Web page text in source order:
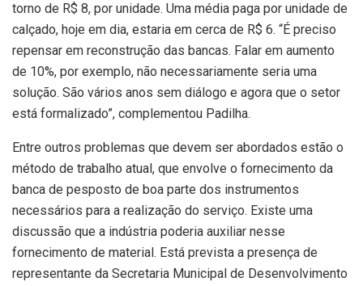
torno de R$ 8, por unidade. Uma média paga por unidade de
calçado, hoje em dia, estaria em cerca de R$ 6. “É preciso
repensar em reconstrução das bancas. Falar em aumento
de 10%, por exemplo, não necessariamente seria uma
solução. São vários anos sem diálogo e agora que o setor
está formalizado”, complementou Padilha.
Entre outros problemas que devem ser abordados estão o
método de trabalho atual, que envolve o fornecimento da
banca de pesposto de boa parte dos instrumentos
necessários para a realização do serviço. Existe uma
discussão que a indústria poderia auxiliar nesse
fornecimento de material. Está prevista a presença de
representante da Secretaria Municipal de Desenvolvimento